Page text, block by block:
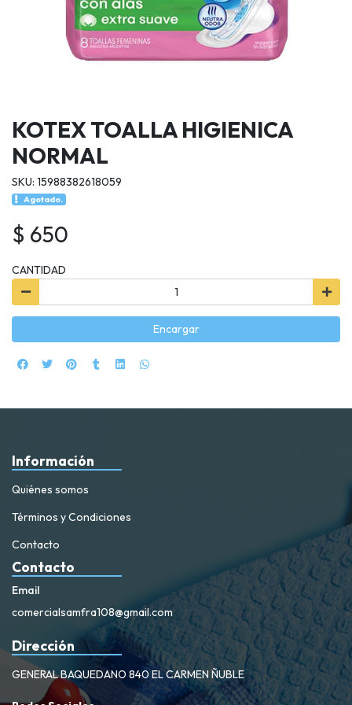
KOTEX TOALLA HIGIENICA
NORMAL
SKU: 15988382618059
Agotado.
$ 650
CANTIDAD
Encargar
Información
Quiénes somos
Términos y Condiciones
Contacto
Contacto
Email
comercialsamfra108@gmail.com
Dirección
GENERAL BAQUEDANO 840 EL CARMEN ÑUBLE